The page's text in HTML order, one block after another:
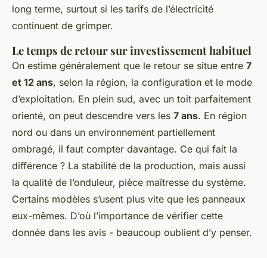
long terme, surtout si les tarifs de l’électricité
continuent de grimper.
Le temps de retour sur investissement habituel
On estime généralement que le retour se situe entre 7
et 12 ans, selon la région, la configuration et le mode
d’exploitation. En plein sud, avec un toit parfaitement
orienté, on peut descendre vers les 7 ans. En région
nord ou dans un environnement partiellement
ombragé, il faut compter davantage. Ce qui fait la
différence ? La stabilité de la production, mais aussi
la qualité de l’onduleur, pièce maîtresse du système.
Certains modèles s’usent plus vite que les panneaux
eux-mêmes. D’où l’importance de vérifier cette
donnée dans les avis - beaucoup oublient d’y penser.